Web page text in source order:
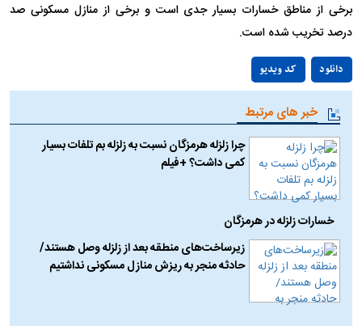
برخی از مناطق خسارات بسیار جدی است و برخی از منازل مسکونی صد
درصد تخریب شده است.
کد ویدیو دانلود
خبر های مرتبط
چرا زلزله هرمزگان نسبت به زلزله بم تلفات بسیار
کمی داشت؟ +فیلم
خسارات زلزله در هرمزگان
زیرساخت‌های منطقه بعد از زلزله وصل هستند/
حادثه منجر به ریزش منازل مسکونی نداشتیم